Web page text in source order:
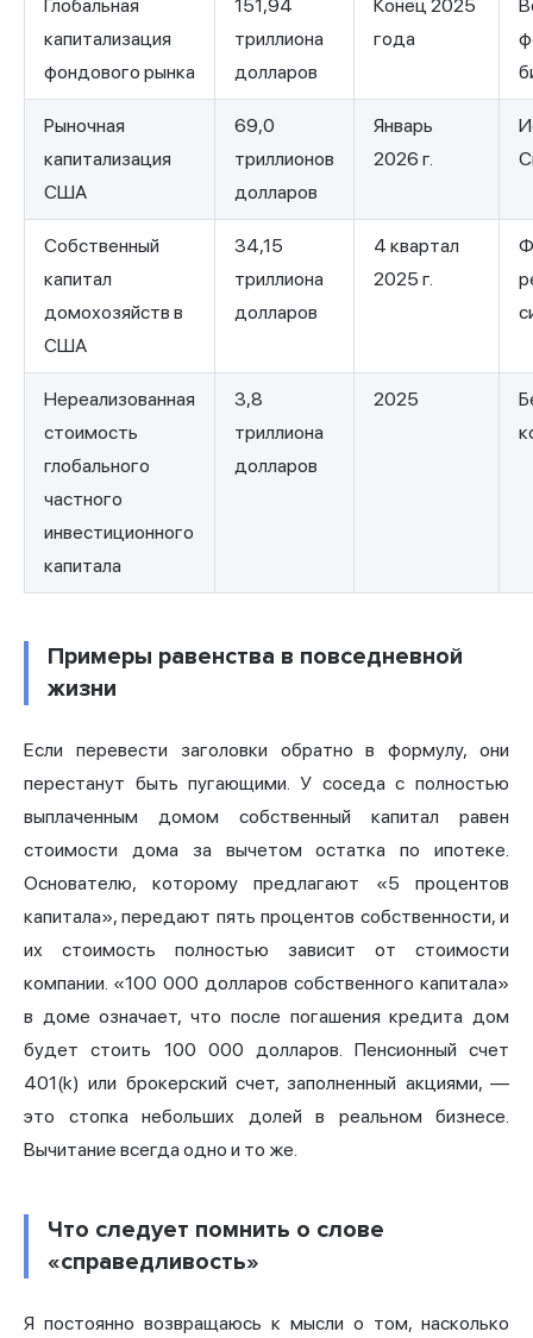
Глобальная
капитализация
фондового рынка
151,94
триллиона
долларов
Конец 2025
года
Рыночная
капитализация
США
69,0
триллионов
долларов
Январь
2026 г.
Собственный
капитал
домохозяйств в
США
34,15
триллиона
долларов
4 квартал
2025 г.
Нереализованная
стоимость
глобального
частного
инвестиционного
капитала
3,8
триллиона
долларов
2025
Примеры равенства в повседневной
жизни
Если перевести заголовки обратно в формулу, они
перестанут быть пугающими. У соседа с полностью
выплаченным домом собственный капитал равен
стоимости дома за вычетом остатка по ипотеке.
Основателю, которому предлагают «5 процентов
капитала», передают пять процентов собственности, и
их стоимость полностью зависит от стоимости
компании. «100 000 долларов собственного капитала»
в доме означает, что после погашения кредита дом
будет стоить 100 000 долларов. Пенсионный счет
401(k) или брокерский счет, заполненный акциями, —
это стопка небольших долей в реальном бизнесе.
Вычитание всегда одно и то же.
Что следует помнить о слове
«справедливость»
Я постоянно возвращаюсь к мысли о том, насколько